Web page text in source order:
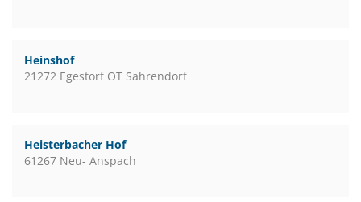
Heinshof
21272 Egestorf OT Sahrendorf
Heisterbacher Hof
61267 Neu- Anspach